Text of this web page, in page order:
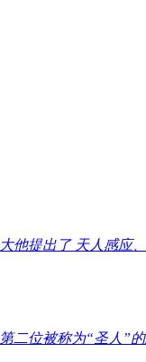
他提出了 天人感应
二位被称为“圣人”的